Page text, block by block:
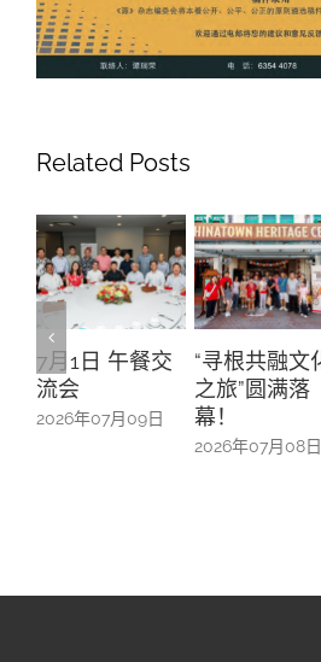
Related Posts
7月1日 午餐交
流会
2026年07月09日
“寻根共融文化
之旅”圆满落
幕！
2026年07月08日